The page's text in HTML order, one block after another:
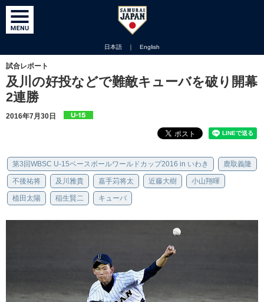
日本語 ｜ English
試合レポート
及川の好投などで難敵キューバを破り開幕
2連勝
2016年7月30日
第3回WBSC U-15ベースボールワールドカップ2016 in いわき 鹿取義隆
不後祐将 及川雅貴 嘉手苅将太 近藤大樹 小山翔暉
植田太陽 稲生賢二 キューバ